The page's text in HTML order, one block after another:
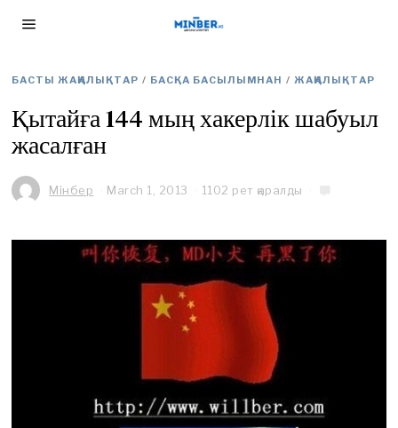
БАСТЫ ЖАҢАЛЫҚТАР / БАСҚА БАСЫЛЫМНАН / ЖАҢАЛЫҚТАР
Қытайға 144 мың хакерлік шабуыл
жасалған
Мінбер March 1, 2013 1102 рет қаралды